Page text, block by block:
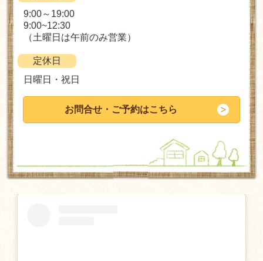
9:00～19:00
9:00~12:30
（土曜日は午前のみ営業）
定休日
日曜日・祝日
お問合せ・ご予約はこちら